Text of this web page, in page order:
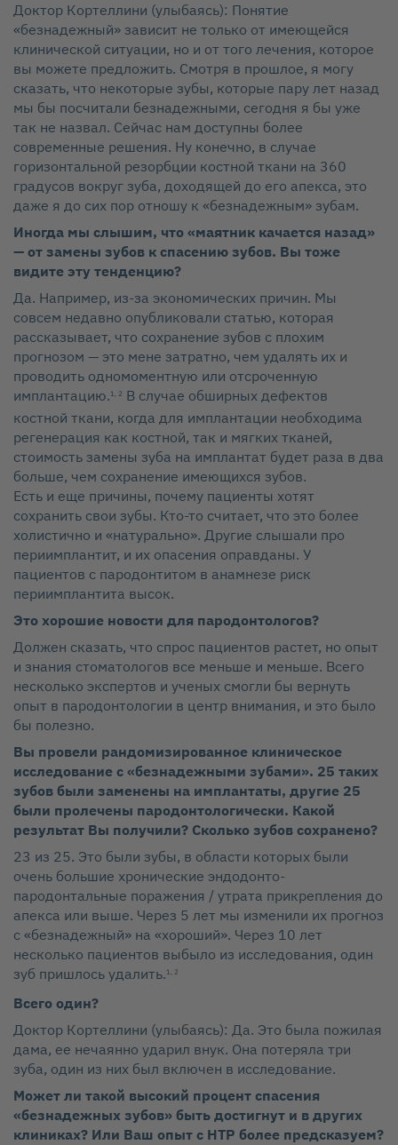
Доктор Кортеллини (улыбаясь): Понятие
«безнадежный» зависит не только от имеющейся
клинической ситуации, но и от того лечения, которое
вы можете предложить. Смотря в прошлое, я могу
сказать, что некоторые зубы, которые пару лет назад
мы бы посчитали безнадежными, сегодня я бы уже
так не назвал. Сейчас нам доступны более
современные решения. Ну конечно, в случае
горизонтальной резорбции костной ткани на 360
градусов вокруг зуба, доходящей до его апекса, это
даже я до сих пор отношу к «безнадежным» зубам.
Иногда мы слышим, что «маятник качается назад»
— от замены зубов к спасению зубов. Вы тоже
видите эту тенденцию?
Да. Например, из‑за экономических причин. Мы
совсем недавно опубликовали статью, которая
рассказывает, что сохранение зубов с плохим
прогнозом — это мене затратно, чем удалять их и
проводить одномоментную или отсроченную
имплантацию. 1, 2 В случае обширных дефектов
костной ткани, когда для имплантации необходима
регенерация как костной, так и мягких тканей,
стоимость замены зуба на имплантат будет раза в два
больше, чем сохранение имеющихся зубов.
Есть и еще причины, почему пациенты хотят
сохранить свои зубы. Кто‑то считает, что это более
холистично и «натурально». Другие слышали про
периимплантит, и их опасения оправданы. У
пациентов с пародонтитом в анамнезе риск
периимплантита высок.
Это хорошие новости для пародонтологов?
Должен сказать, что спрос пациентов растет, но опыт
и знания стоматологов все меньше и меньше. Всего
несколько экспертов и ученых смогли бы вернуть
опыт в пародонтологии в центр внимания, и это было
бы полезно.
Вы провели рандомизированное клиническое
исследование с «безнадежными зубами». 25 таких
зубов были заменены на имплантаты, другие 25
были пролечены пародонтологически. Какой
результат Вы получили? Сколько зубов сохранено?
23 из 25. Это были зубы, в области которых были
очень большие хронические эндодонто-
пародонтальные поражения / утрата прикрепления до
апекса или выше. Через 5 лет мы изменили их прогноз
с «безнадежный» на «хороший». Через 10 лет
несколько пациентов выбыло из исследования, один
зуб пришлось удалить. 1, 2
Всего один?
Доктор Кортеллини (улыбаясь): Да. Это была пожилая
дама, ее нечаянно ударил внук. Она потеряла три
зуба, один из них был включен в исследование.
Может ли такой высокий процент спасения
«безнадежных зубов» быть достигнут и в других
клиниках? Или Ваш опыт с НТР более предсказуем?